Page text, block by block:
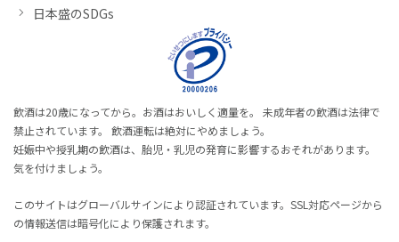
日本盛のSDGs
飲酒は20歳になってから。お酒はおいしく適量を。 未成年者の飲酒は法律で
禁止されています。 飲酒運転は絶対にやめましょう。
妊娠中や授乳期の飲酒は、胎児・乳児の発育に影響するおそれがあります。
気を付けましょう。
このサイトはグローバルサインにより認証されています。SSL対応ページから
の情報送信は暗号化により保護されます。